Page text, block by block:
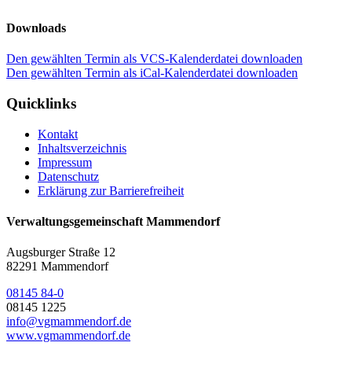
Downloads
Den gewählten Termin als VCS-Kalenderdatei downloaden
Den gewählten Termin als iCal-Kalenderdatei downloaden
Quicklinks
Kontakt
Inhaltsverzeichnis
Impressum
Datenschutz
Erklärung zur Barrierefreiheit
Verwaltungsgemeinschaft Mammendorf
Augsburger Straße 12
82291 Mammendorf
08145 84-0
08145 1225
info@vgmammendorf.de
www.vgmammendorf.de